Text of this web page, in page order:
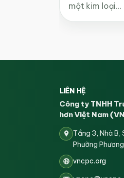
một kim loại…
LIÊN HỆ
Công ty TNHH
hơn Việt Nam
Tầng 3, Nhà B,
Phường
vncpc.org